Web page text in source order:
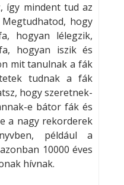
így mindent tud az
hogy
hogyan lélegzik,
hogyan iszik és
mit tanulnak a fák
tudnak a fák
hogy szeretnek-
e bátor fák és
a nagy rekorderek
például a
10000 éves
hívnak.